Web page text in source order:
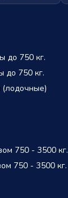
до 750 кг.
до 750 кг.
750 - 3500 кг.
750 - 3500 кг.